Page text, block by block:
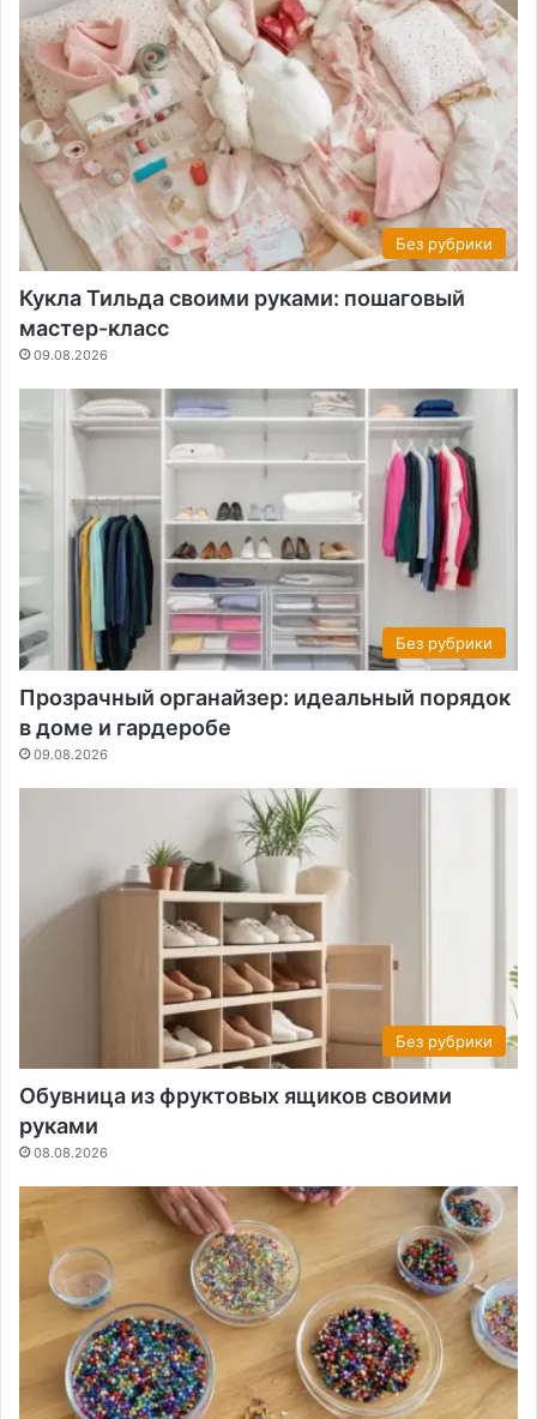
Без рубрики
Кукла Тильда своими руками: пошаговый
мастер-класс
09.08.2026
Без рубрики
Прозрачный органайзер: идеальный порядок
в доме и гардеробе
09.08.2026
Без рубрики
Обувница из фруктовых ящиков своими
руками
08.08.2026